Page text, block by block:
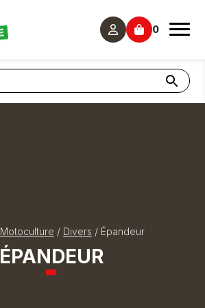
0
Motoculture / Divers / Épandeur
ÉPANDEUR